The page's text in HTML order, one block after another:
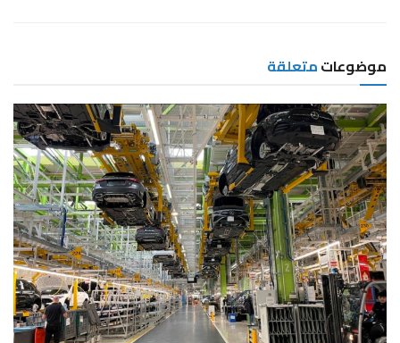
موضوعاتمتعلقة